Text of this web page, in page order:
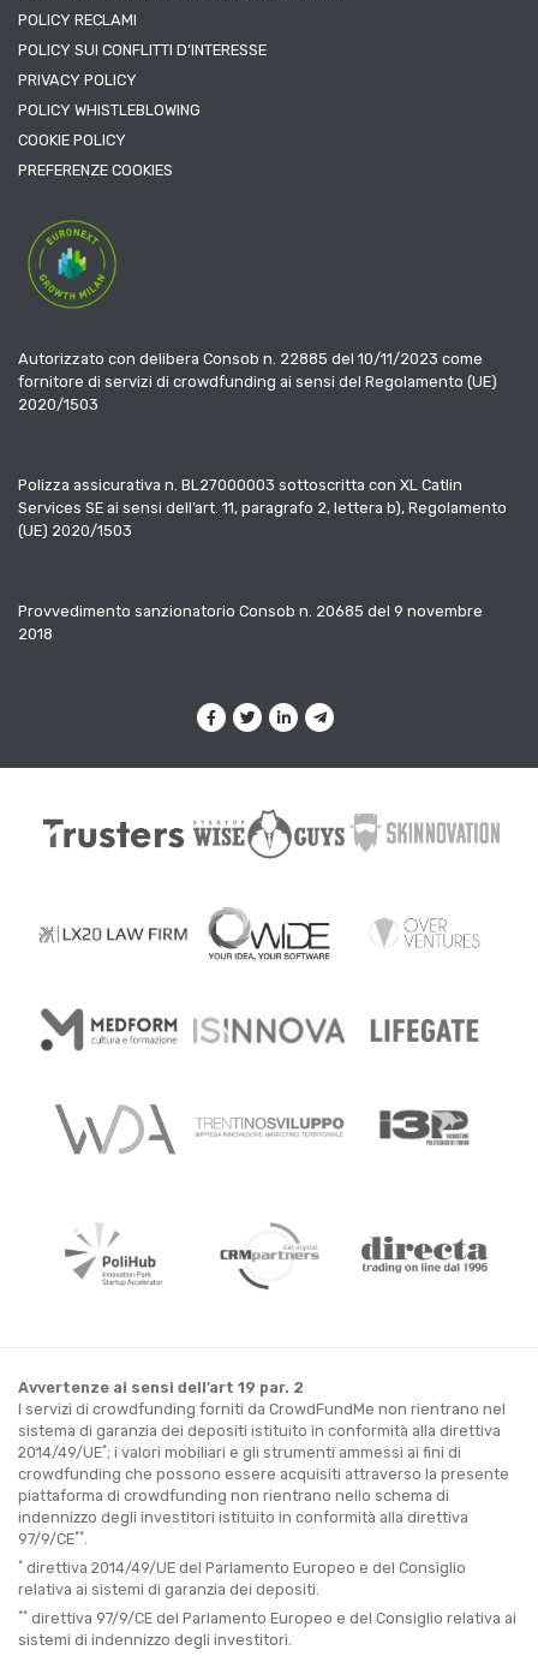
POLICY RECLAMI
POLICY SUI CONFLITTI D’INTERESSE
PRIVACY POLICY
POLICY WHISTLEBLOWING
COOKIE POLICY
PREFERENZE COOKIES
Autorizzato con delibera Consob n. 22885 del 10/11/2023 come
fornitore di servizi di crowdfunding ai sensi del Regolamento (UE)
2020/1503
Polizza assicurativa n. BL27000003 sottoscritta con XL Catlin
Services SE ai sensi dell’art. 11, paragrafo 2, lettera b), Regolamento
(UE) 2020/1503
Provvedimento sanzionatorio Consob n. 20685 del 9 novembre
2018
Avvertenze ai sensi dell’art 19 par. 2
I servizi di crowdfunding forniti da CrowdFundMe non rientrano nel
sistema di garanzia dei depositi istituito in conformità alla direttiva
2014/49/UE*; i valori mobiliari e gli strumenti ammessi ai fini di
crowdfunding che possono essere acquisiti attraverso la presente
piattaforma di crowdfunding non rientrano nello schema di
indennizzo degli investitori istituito in conformità alla direttiva
97/9/CE**.
* direttiva 2014/49/UE del Parlamento Europeo e del Consiglio
relativa ai sistemi di garanzia dei depositi.
** direttiva 97/9/CE del Parlamento Europeo e del Consiglio relativa ai
sistemi di indennizzo degli investitori.